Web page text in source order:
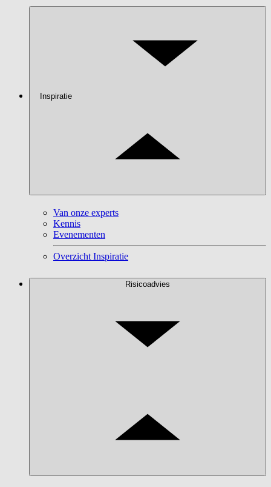
Inspiratie
Van onze experts
Kennis
Evenementen
Overzicht Inspiratie
Risicoadvies